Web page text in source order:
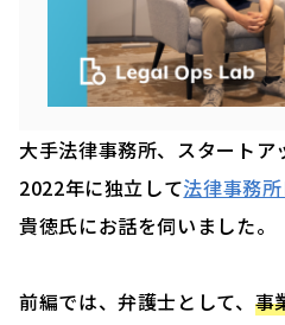
大手法律事務所、スタートア
2022年に独立して法律事務
貴徳氏にお話を伺いました。
前編では、弁護士として、 事